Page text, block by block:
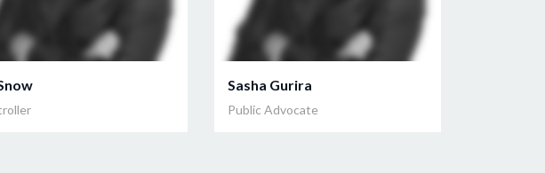
Sasha Gurira
Public Advocate